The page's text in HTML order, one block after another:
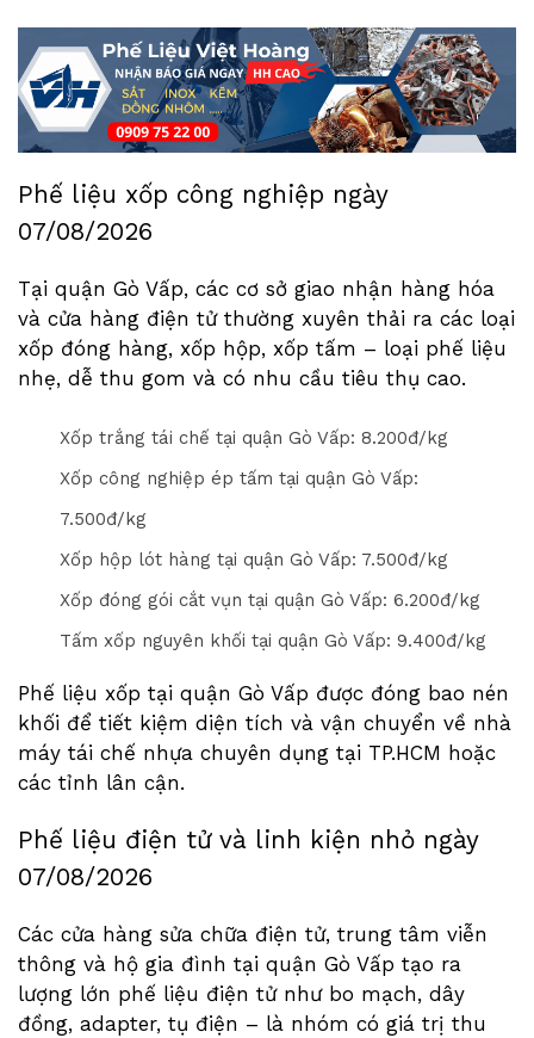
Phế liệu xốp công nghiệp ngày
07/08/2026
Tại quận Gò Vấp, các cơ sở giao nhận hàng hóa
và cửa hàng điện tử thường xuyên thải ra các loại
xốp đóng hàng, xốp hộp, xốp tấm – loại phế liệu
nhẹ, dễ thu gom và có nhu cầu tiêu thụ cao.
Xốp trắng tái chế tại quận Gò Vấp: 8.200đ/kg
Xốp công nghiệp ép tấm tại quận Gò Vấp:
7.500đ/kg
Xốp hộp lót hàng tại quận Gò Vấp: 7.500đ/kg
Xốp đóng gói cắt vụn tại quận Gò Vấp: 6.200đ/kg
Tấm xốp nguyên khối tại quận Gò Vấp: 9.400đ/kg
Phế liệu xốp tại quận Gò Vấp được đóng bao nén
khối để tiết kiệm diện tích và vận chuyển về nhà
máy tái chế nhựa chuyên dụng tại TP.HCM hoặc
các tỉnh lân cận.
Phế liệu điện tử và linh kiện nhỏ ngày
07/08/2026
Các cửa hàng sửa chữa điện tử, trung tâm viễn
thông và hộ gia đình tại quận Gò Vấp tạo ra
lượng lớn phế liệu điện tử như bo mạch, dây
đồng, adapter, tụ điện – là nhóm có giá trị thu